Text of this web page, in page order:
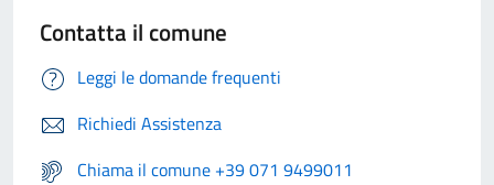
Contatta il comune
Leggi le domande frequenti
Richiedi Assistenza
Chiama il comune +39 071 9499011